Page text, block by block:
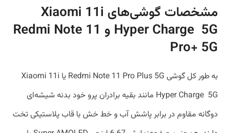
مشخصات گوشی‌های Xiaomi 11i
Hyper Charge 5G و Redmi Note 11
Pro+ 5G
به طور کل گوشی Redmi Note 11 Pro Plus 5G یا Xiaomi 11i
Hyper Charge 5G مانند بقیه برادران پرو خود بدنه شیشه‌ای
دوگانه مقاوم در برابر پاشش آب و خط خش با قاب پلاستیکی تخت